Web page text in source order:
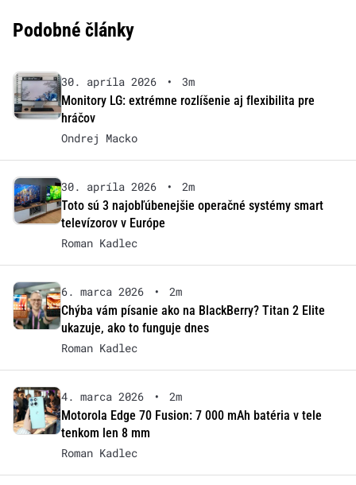
Podobné články
30. apríla 2026 •
3m
Monitory LG: extrémne rozlíšenie aj flexibilita pre
hráčov
Ondrej Macko
30. apríla 2026 •
2m
Toto sú 3 najobľúbenejšie operačné systémy smart
televízorov v Európe
Roman Kadlec
6. marca 2026 •
2m
Chýba vám písanie ako na BlackBerry? Titan 2 Elite
ukazuje, ako to funguje dnes
Roman Kadlec
4. marca 2026 •
2m
Motorola Edge 70 Fusion: 7 000 mAh batéria v tele
tenkom len 8 mm
Roman Kadlec